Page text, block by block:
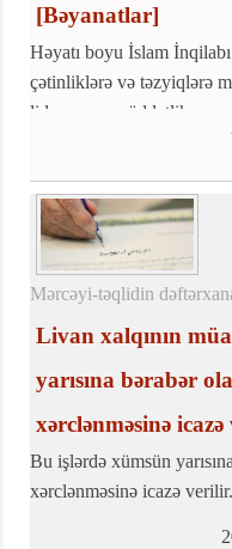
[Bəyanatlar]
Həyatı boyu İslam
çətinliklərə və təzyiqlərə
lider, uzun müddətlik
Mərcəyi-təqlidin
Livan xalqının
yarısına bərabər
xərclənməsinə
Bu işlərdə xümsün
xərclənməsinə icazə verilir.